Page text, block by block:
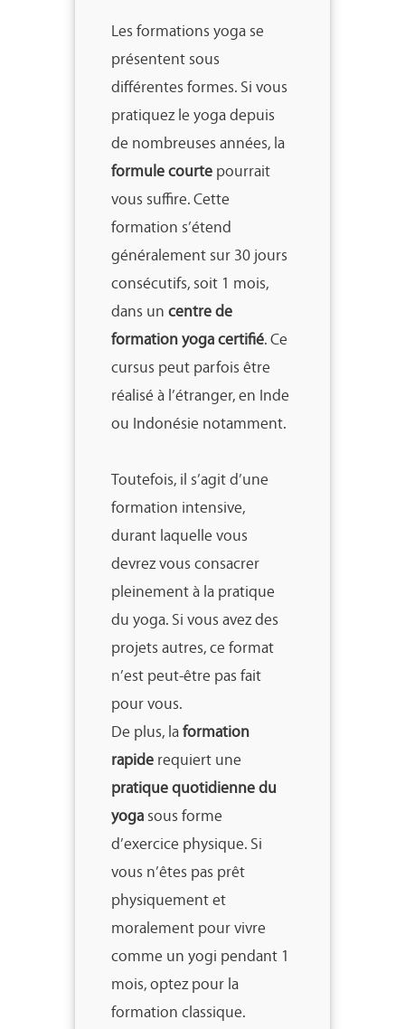
Les formations yoga se
présentent sous
différentes formes. Si vous
pratiquez le yoga depuis
de nombreuses années, la
formule courtepourrait
vous suffire. Cette
formation s’étend
généralement sur 30 jours
consécutifs, soit 1 mois,
dans uncentre de
formation yoga certifié. Ce
cursus peut parfois être
réalisé à l’étranger, en Inde
ou Indonésie notamment.
Toutefois, il s’agit d’une
formation intensive,
durant laquelle vous
devrez vous consacrer
pleinement à la pratique
du yoga. Si vous avez des
projets autres, ce format
n’est peut-être pas fait
pour vous.
De plus, laformation
rapiderequiert une
pratique quotidienne du
yogasous forme
d’exercice physique. Si
vous n’êtes pas prêt
physiquement et
moralement pour vivre
comme un yogi pendant 1
mois, optez pour la
formation classique.